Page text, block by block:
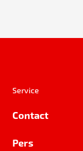
Service
Contact
Pers